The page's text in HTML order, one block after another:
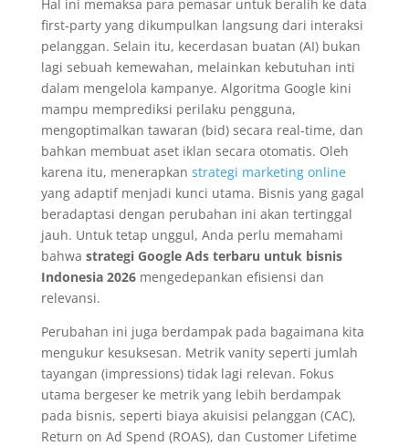
Hal ini memaksa para pemasar untuk beralih ke data
first-party yang dikumpulkan langsung dari interaksi
pelanggan. Selain itu, kecerdasan buatan (AI) bukan
lagi sebuah kemewahan, melainkan kebutuhan inti
dalam mengelola kampanye. Algoritma Google kini
mampu memprediksi perilaku pengguna,
mengoptimalkan tawaran (bid) secara real-time, dan
bahkan membuat aset iklan secara otomatis. Oleh
karena itu, menerapkan strategi marketing online
yang adaptif menjadi kunci utama. Bisnis yang gagal
beradaptasi dengan perubahan ini akan tertinggal
jauh. Untuk tetap unggul, Anda perlu memahami
bahwa strategi Google Ads terbaru untuk bisnis
Indonesia 2026mengedepankan efisiensi dan
relevansi.
Perubahan ini juga berdampak pada bagaimana kita
mengukur kesuksesan. Metrik vanity seperti jumlah
tayangan (impressions) tidak lagi relevan. Fokus
utama bergeser ke metrik yang lebih berdampak
pada bisnis, seperti biaya akuisisi pelanggan (CAC),
Return on Ad Spend (ROAS), dan Customer Lifetime